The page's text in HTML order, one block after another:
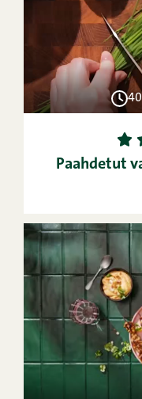
1
Paahdetut